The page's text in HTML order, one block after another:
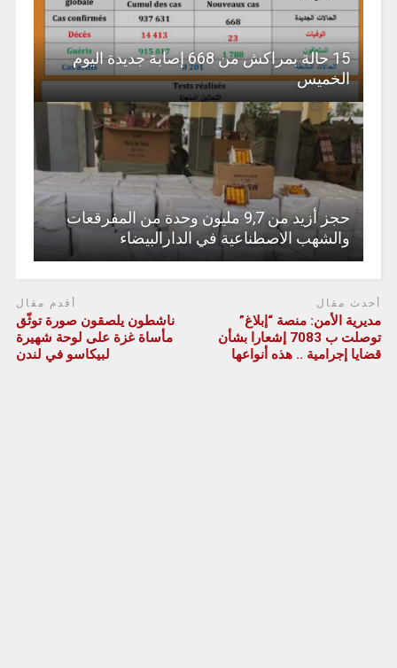
15 حالة بمراكش من 668 إصابة جديدة اليوم
الخميس
حجز أزيد من 9,7 مليون وحدة من المفرقعات
والشهب الاصطناعية في الدارالبيضاء
أحدث مقال
مديرية الأمن: منصة “إبلاغ”
توصلت ب 7083 إشعارا بشأن
قضايا إجرامية .. هذه أنواعها
أقدم مقال
ناشطون يلصقون صورة توثّق
مأساة غزة على لوحة شهيرة
لبيكاسو في لندن